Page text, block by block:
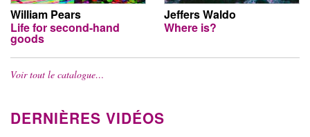
William Pears
Life for second-hand
goods
Jeffers Waldo
Where is?
Voir tout le catalogue…
DERNIÈRES VIDÉOS